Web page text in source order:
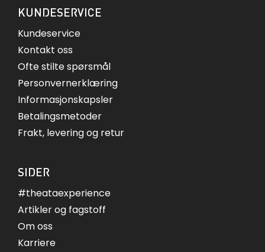
KUNDESERVICE
Kundeservice
Kontakt oss
Ofte stilte spørsmål
Personvernerklæring
Informasjonskapsler
Betalingsmetoder
Frakt, levering og retur
SIDER
#theataexperience
Artikler og fagstoff
Om oss
Karriere